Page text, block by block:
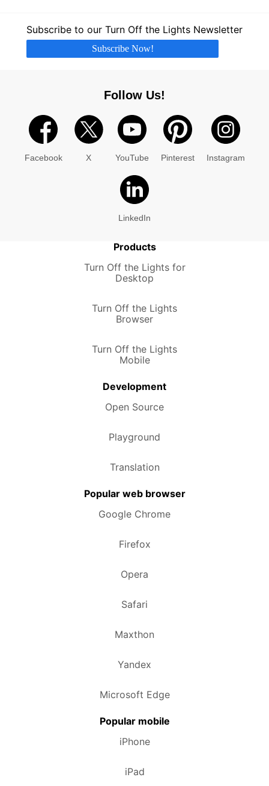
Subscribe to our Turn Off the Lights Newsletter
Subscribe Now!
Follow Us!
Facebook X YouTube Pinterest Instagram
LinkedIn
Products
Turn Off the Lights for
Desktop
Turn Off the Lights
Browser
Turn Off the Lights
Mobile
Development
Open Source
Playground
Translation
Popular web browser
Google Chrome
Firefox
Opera
Safari
Maxthon
Yandex
Microsoft Edge
Popular mobile
iPhone
iPad